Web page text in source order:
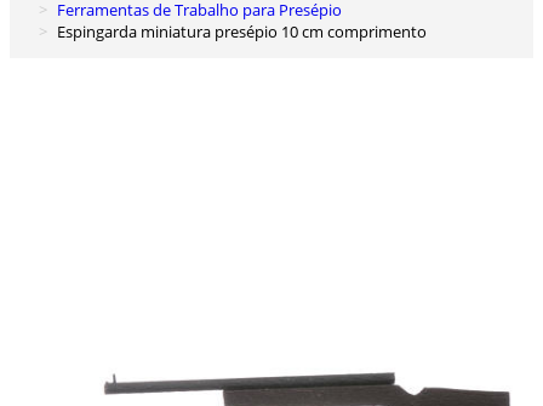
Carrinho de Compras
Ferramentas de Trabalho para Presépio
Espingarda miniatura presépio 10 cm comprimento